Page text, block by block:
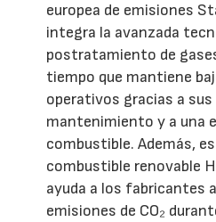
europea de emisiones
integra la avanzada
postratamiento de
tiempo que mantiene
operativos gracias a
mantenimiento y a una
combustible. Además,
combustible renovable
ayuda a los fabricantes
emisiones de CO₂